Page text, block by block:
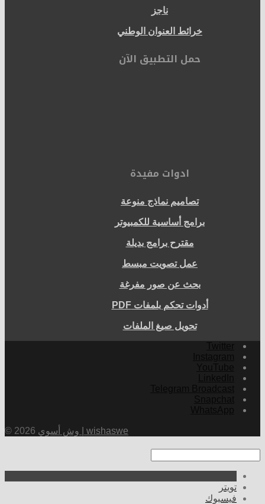
ناجز
خرائط العنوان الوطني
حمل التطبيق الآن
ادوات مفيدة
تصاميم نماذج منوعة
برامج أساسية للكمبيوتر
مقترح برامج بديلة
عمل تصويت مبسط
بحث عن صور مفرغة
أدوات تحكم بلمفات PDF
تحويل صيغ الملفات
© 2026 وش أسوي | wishaswe
تويتر
فيسبوك